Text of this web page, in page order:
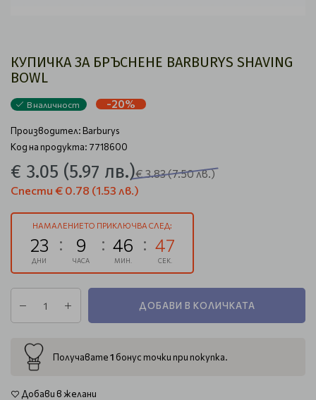
КУПИЧКА ЗА БРЪСНЕНЕ BARBURYS SHAVING
BOWL
В наличност -20%
Производител:Barburys
Код на продукта: 7718600
€ 3.05 (5.97 лв.)€ 3.83(7.50 лв.)
Спести € 0.78 (1.53 лв.)
НАМАЛЕНИЕТО ПРИКЛЮЧВА СЛЕД:
23
ДНИ
9
ЧАСА
46
МИН.
46
СЕК.
ДОБАВИ В КОЛИЧКАТА
Получавате1 бонус точки при покупка.
Добави в желани